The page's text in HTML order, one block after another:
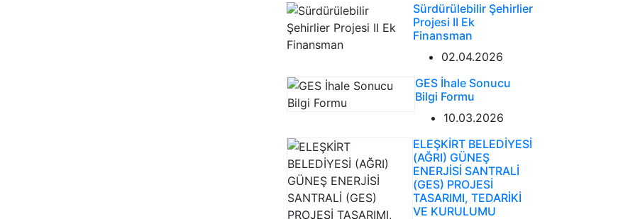
Sürdürülebilir Şehirlier
Projesi II Ek
Finansman
02.04.2026
GES İhale Sonucu
Bilgi Formu
10.03.2026
ELEŞKİRT BELEDİYESİ
(AĞRI) GÜNEŞ
ENERJİSİ SANTRALİ
(GES) PROJESİ
TASARIMI, TEDARİKİ
VE KURULUMU